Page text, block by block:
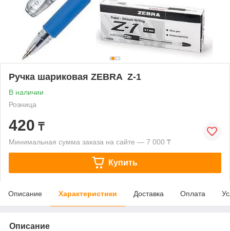
Ручка шариковая ZEBRA Z-1
В наличии
Розница
420 ₸
Минимальная сумма заказа на сайте — 7 000 ₸
Купить
Описание Характеристики Доставка Оплата
Описание